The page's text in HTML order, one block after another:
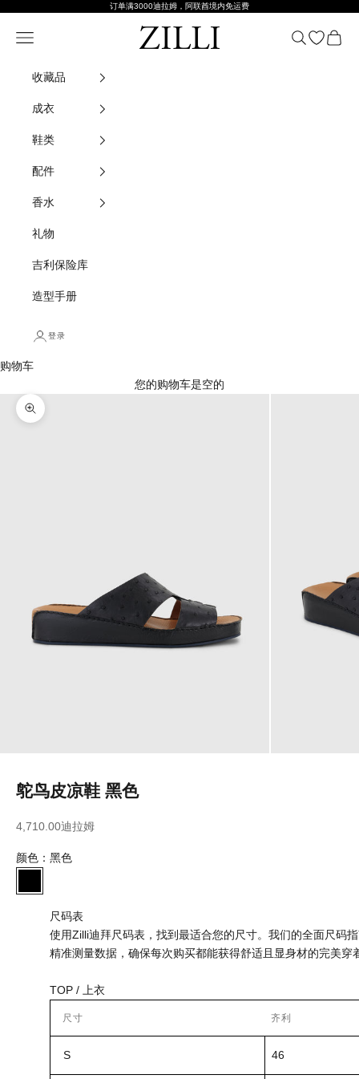
订单满3000迪拉姆，阿联酋境内免运费
齐利
导航菜单 搜索开放式愿
购物车
收藏品
成衣
鞋类
配件
香水
礼物
吉利保险库
造型手册
登录
购物车
您的购物车是空的
放大图片
鸵鸟皮凉鞋 黑色
售价
4,710.00迪拉姆
颜色： 黑色
黑色
尺码表
使用Zilli迪拜尺码表，找到最适合您的尺寸。我们的全面尺码
精准测量数据，确保每次购买都能获得舒适且显身材的完美穿
TOP / 上衣
尺寸 齐利
S 46